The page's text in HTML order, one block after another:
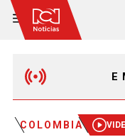
COLOMBIA